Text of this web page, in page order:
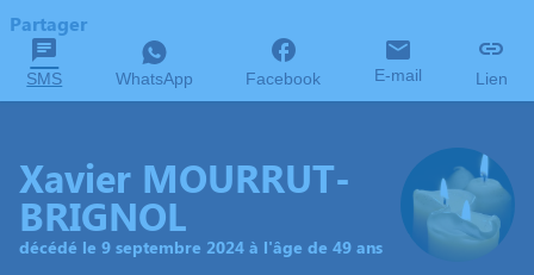
Partager
SMS WhatsApp Facebook E-mail Lien
Xavier MOURRUT-
BRIGNOL
décédé le 9 septembre 2024 à l'âge de 49 ans